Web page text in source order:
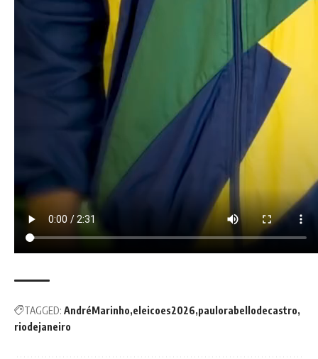
TAGGED: AndréMarinho eleicoes2026 paulorabellodecastro
riodejaneiro